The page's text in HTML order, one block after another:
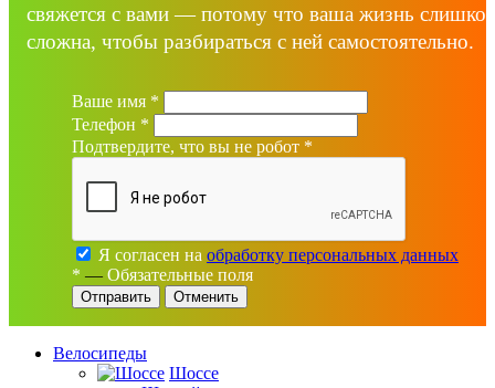
свяжется с вами — потому что ваша жизнь
сложна, чтобы разбираться с ней самостоятельно.
Ваше имя *
Телефон *
Подтвердите, что вы не робот *
Я согласен на обработку персональных данных
* — Обязательные поля
Отменить
Велосипеды
Шоссе